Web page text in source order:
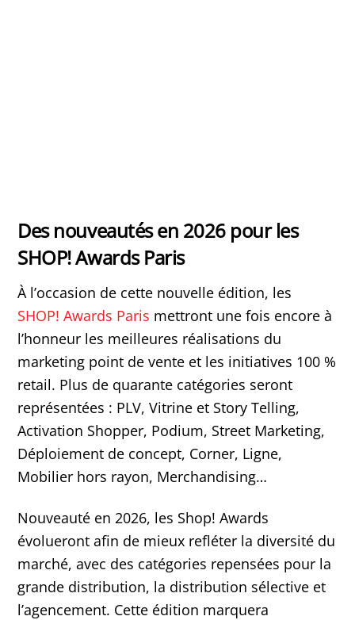
Des nouveautés en 2026 pour les
SHOP! Awards Paris
À l’occasion de cette nouvelle édition, les
SHOP! Awards Paris mettront une fois encore à
l’honneur les meilleures réalisations du
marketing point de vente et les initiatives 100 %
retail. Plus de quarante catégories seront
représentées : PLV, Vitrine et Story Telling,
Activation Shopper, Podium, Street Marketing,
Déploiement de concept, Corner, Ligne,
Mobilier hors rayon, Merchandising…
Nouveauté en 2026, les Shop! Awards
évolueront afin de mieux refléter la diversité du
marché, avec des catégories repensées pour la
grande distribution, la distribution sélective et
l’agencement. Cette édition marquera